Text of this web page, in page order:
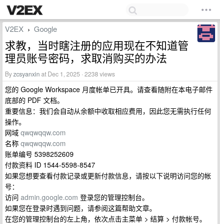
V2EX › Google
求教，当时瞎注册的应用现在不知道管
理员账号密码，求取消购买的办法
Byzcsyanxin at Dec 1, 2025 · 2238 views
您的 Google Workspace 月度帐单已开具。请查看随附在本电子邮件
底部的 PDF 文档。
重要信息：我们会自动从余额中收取相应费用，因此您无需执行任何
操作。
网域 qwqwqqw.com
名称 qwqwqqw.com
账单编号 5398252609
付款资料 ID 1544-5598-8547
如果您想要查看付款记录或更新付款信息，请按以下说明访问您的帐
号：
访问 admin.google.com 登录您的管理控制台。
如果您在登录时遇到问题，请参阅这篇帮助文章。
在您的管理控制台的左上角，依次点击主菜单 > 结算 > 付款帐号。